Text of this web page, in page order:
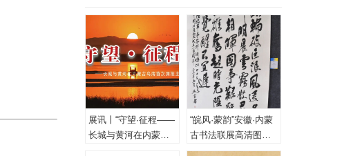
展讯丨“守望·征程——
长城与黄河在内蒙古
“皖风·蒙韵”安徽·内蒙
古书法联展高清图
（一、特邀作品）